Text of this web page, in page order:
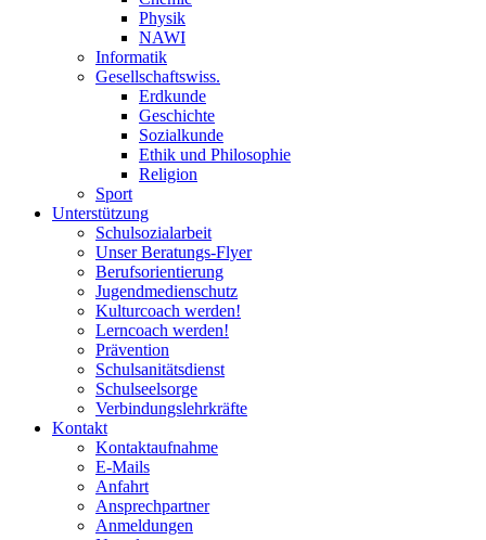
Physik
NAWI
Informatik
Gesellschaftswiss.
Erdkunde
Geschichte
Sozialkunde
Ethik und Philosophie
Religion
Sport
Unterstützung
Schulsozialarbeit
Unser Beratungs-Flyer
Berufsorientierung
Jugendmedienschutz
Kulturcoach werden!
Lerncoach werden!
Prävention
Schulsanitätsdienst
Schulseelsorge
Verbindungslehrkräfte
Kontakt
Kontaktaufnahme
E-Mails
Anfahrt
Ansprechpartner
Anmeldungen